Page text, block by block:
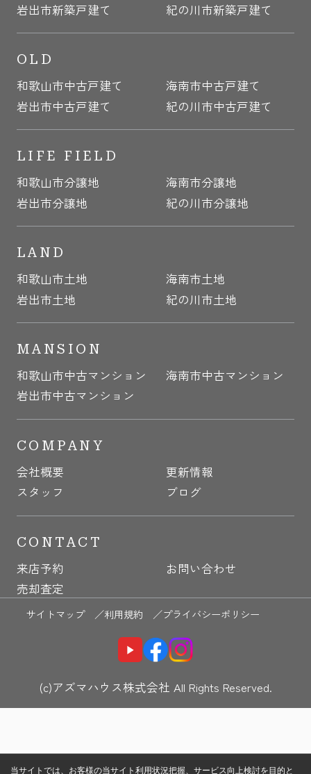
岩出市新築戸建て
紀の川市新築戸建て
OLD
和歌山市中古戸建て
海南市中古戸建て
岩出市中古戸建て
紀の川市中古戸建て
LIFE FIELD
和歌山市分譲地
海南市分譲地
岩出市分譲地
紀の川市分譲地
LAND
和歌山市土地
海南市土地
岩出市土地
紀の川市土地
MANSION
和歌山市中古マンション
海南市中古マンション
岩出市中古マンション
COMPANY
会社概要
更新情報
スタッフ
ブログ
CONTACT
来店予約
お問い合わせ
売却査定
サイトマップ ／利用規約 ／プライバシーポリシー
(c)アズマハウス株式会社 All Rights Reserved.
当サイトでは、お客様の当サイト利用状況把握、サービス向上検討を目的と